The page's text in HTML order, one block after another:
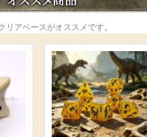
アベースがオススメです。